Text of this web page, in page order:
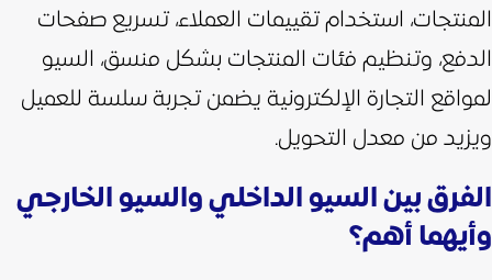
المنتجات، استخدام تقييمات العملاء، تسريع صفحات
الدفع، وتنظيم فئات المنتجات بشكل منسق، السيو
لمواقع التجارة الإلكترونية يضمن تجربة سلسة للعميل
ويزيد من معدل التحويل.
الفرق بين السيو الداخلي والسيو الخارجي
وأيهما أهم؟